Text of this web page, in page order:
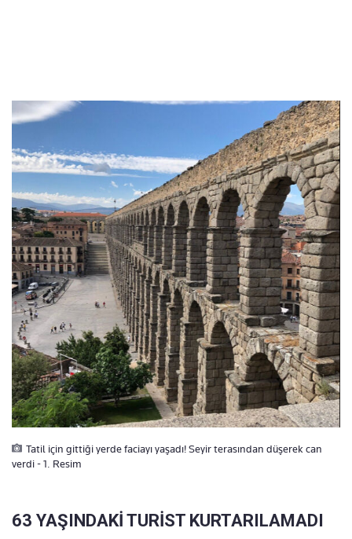
Tatil için gittiği yerde faciayı yaşadı! Seyir terasından düşerek can
verdi - 1. Resim
63 YAŞINDAKİ TURİST KURTARILAMADI